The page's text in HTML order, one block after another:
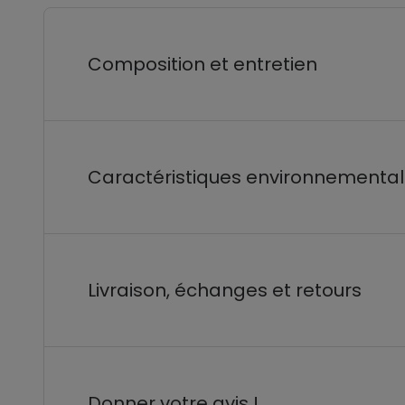
Composition et entretien
Caractéristiques
Livraison, échanges et retours